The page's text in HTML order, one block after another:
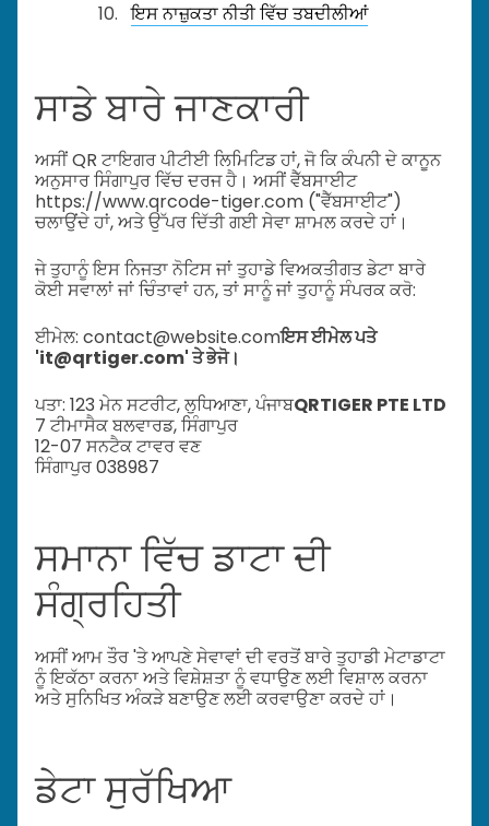
ਇਸ ਨਾਜ਼ੁਕਤਾ ਨੀਤੀ ਵਿੱਚ ਤਬਦੀਲੀਆਂ
ਸਾਡੇ ਬਾਰੇ ਜਾਣਕਾਰੀ
ਅਸੀਂ QR ਟਾਇਗਰ ਪੀਟੀਈ ਲਿਮਿਟਿਡ ਹਾਂ, ਜੋ ਕਿ ਕੰਪਨੀ ਦੇ ਕਾਨੂਨ
ਅਨੁਸਾਰ ਸਿੰਗਾਪੁਰ ਵਿੱਚ ਦਰਜ ਹੈ। ਅਸੀਂ ਵੈੱਬਸਾਈਟ
https://www.qrcode-tiger.com ("ਵੈੱਬਸਾਈਟ")
ਚਲਾਉਂਦੇ ਹਾਂ, ਅਤੇ ਉੱਪਰ ਦਿੱਤੀ ਗਈ ਸੇਵਾ ਸ਼ਾਮਲ ਕਰਦੇ ਹਾਂ।
ਜੇ ਤੁਹਾਨੂੰ ਇਸ ਨਿਜਤਾ ਨੋਟਿਸ ਜਾਂ ਤੁਹਾਡੇ ਵਿਅਕਤੀਗਤ ਡੇਟਾ ਬਾਰੇ
ਕੋਈ ਸਵਾਲਾਂ ਜਾਂ ਚਿੰਤਾਵਾਂ ਹਨ, ਤਾਂ ਸਾਨੂੰ ਜਾਂ ਤੁਹਾਨੂੰ ਸੰਪਰਕ ਕਰੋ:
ਈਮੇਲ: contact@website.comਇਸ ਈਮੇਲ ਪਤੇ
'it@qrtiger.com' ਤੇ ਭੇਜੋ।
ਪਤਾ: 123 ਮੇਨ ਸਟਰੀਟ, ਲੁਧਿਆਣਾ, ਪੰਜਾਬQRTIGER PTE LTD
7 ਟੀਮਾਸੈਕ ਬਲਵਾਰਡ, ਸਿੰਗਾਪੁਰ
12-07 ਸਨਟੈਕ ਟਾਵਰ ਵਣ
ਸਿੰਗਾਪੁਰ 038987
ਸਮਾਨਾ ਵਿੱਚ ਡਾਟਾ ਦੀ
ਸੰਗ੍ਰਹਿਤੀ
ਅਸੀਂ ਆਮ ਤੌਰ 'ਤੇ ਆਪਣੇ ਸੇਵਾਵਾਂ ਦੀ ਵਰਤੋਂ ਬਾਰੇ ਤੁਹਾਡੀ ਮੇਟਾਡਾਟਾ
ਨੂੰ ਇਕੱਠਾ ਕਰਨਾ ਅਤੇ ਵਿਸ਼ੇਸ਼ਤਾ ਨੂੰ ਵਧਾਉਣ ਲਈ ਵਿਸ਼ਾਲ ਕਰਨਾ
ਅਤੇ ਸੁਨਿਖਿਤ ਅੰਕੜੇ ਬਣਾਉਣ ਲਈ ਕਰਵਾਉਣਾ ਕਰਦੇ ਹਾਂ।
ਡੇਟਾ ਸੁਰੱਖਿਆ